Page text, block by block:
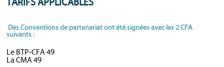
Des Conventions de partenariat ont été signées avec les 2 CFA
suivants :
Le BTP-CFA 49
La CMA 49